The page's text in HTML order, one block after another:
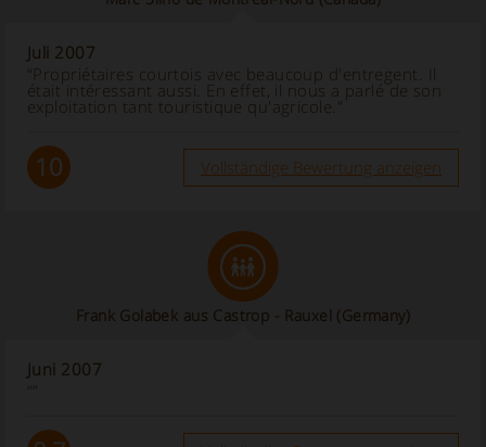
Juli 2007
“Propriétaires courtois avec beaucoup d'entregent. Il
était intéressant aussi. En effet, il nous a parlé de son
exploitation tant touristique qu'agricole.”
10 Vollständige Bewertung anzeigen
Frank Golabek aus Castrop - Rauxel (Germany)
Juni 2007
“”